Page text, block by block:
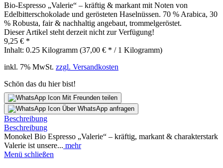
Bio-Espresso „Valerie“ – kräftig & markant mit Noten von
Edelbitterschokolade und gerösteten Haselnüssen. 70 % Arabica, 30
% Robusta, fair & nachhaltig angebaut, trommelgeröstet.
Dieser Artikel steht derzeit nicht zur Verfügung!
9,25 € *
Inhalt: 0.25 Kilogramm (37,00 € * / 1 Kilogramm)
inkl. 7% MwSt. zzgl. Versandkosten
Schön das du hier bist!
Mit Freunden teilen
Über WhatsApp anfragen
Beschreibung
Beschreibung
Monokel Bio Espresso „Valerie“ – kräftig, markant & charakterstark
Valerie ist unsere... mehr
Menü schließen